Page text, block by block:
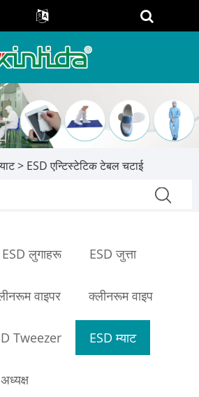
> ESD एन्टिस्टेटिक टेबल चटाई
ESD लुगाहरू ESD जुत्ता
वाइपर क्लीनरूम वाइप
Tweezer ESD म्याट